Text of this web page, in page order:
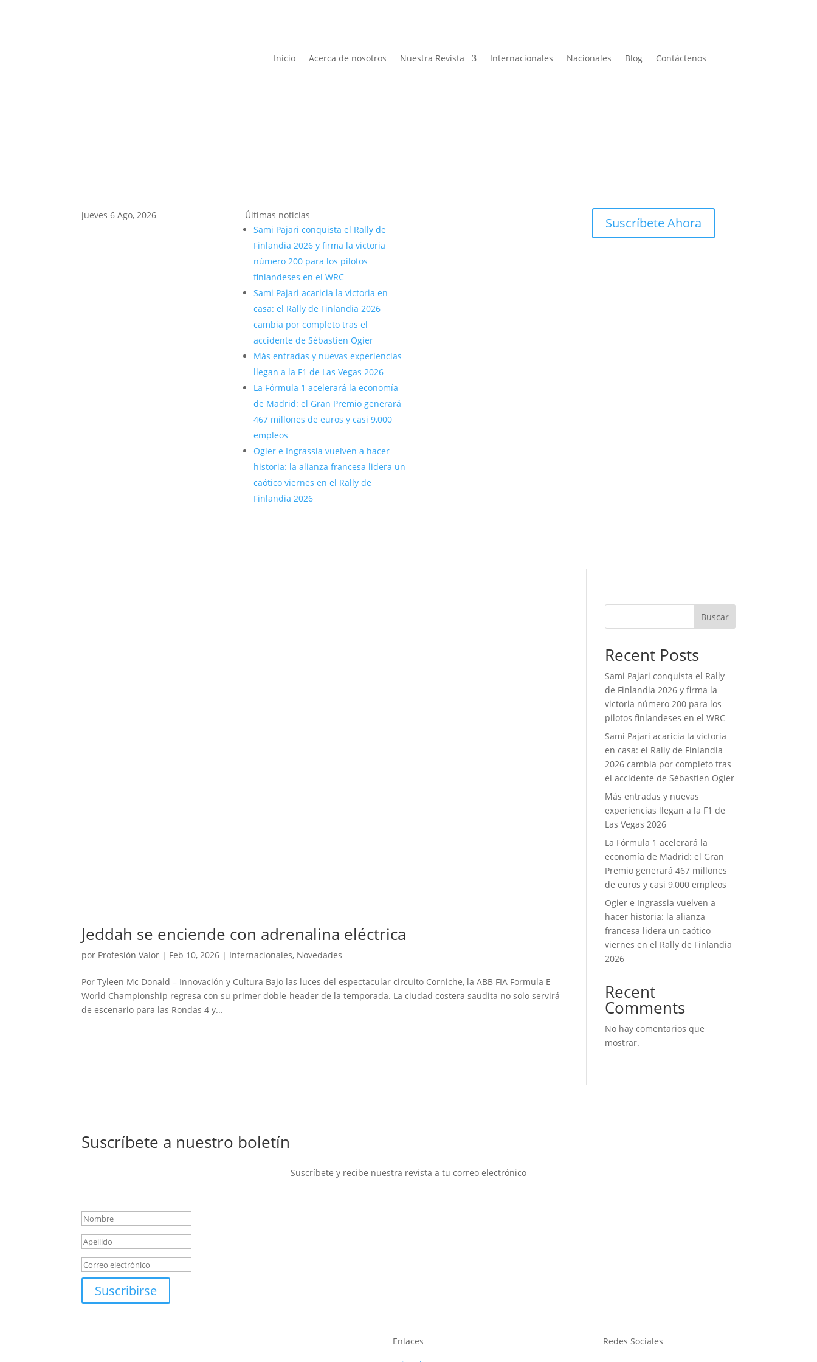
Inicio Acerca de nosotros Nuestra Revista Internacionales Nacionales Blog Contáctenos
jueves 6 Ago, 2026
Últimas noticias
Sami Pajari conquista el Rally de
Finlandia 2026 y firma la victoria
número 200 para los pilotos
finlandeses en el WRC
Sami Pajari acaricia la victoria en
casa: el Rally de Finlandia 2026
cambia por completo tras el
accidente de Sébastien Ogier
Más entradas y nuevas experiencias
llegan a la F1 de Las Vegas 2026
La Fórmula 1 acelerará la economía
de Madrid: el Gran Premio generará
467 millones de euros y casi 9,000
empleos
Ogier e Ingrassia vuelven a hacer
historia: la alianza francesa lidera un
caótico viernes en el Rally de
Finlandia 2026
Suscríbete Ahora
Jeddah se enciende con adrenalina eléctrica
por Profesión Valor | Feb 10, 2026 | Internacionales, Novedades
Por Tyleen Mc Donald – Innovación y Cultura Bajo las luces del espectacular circuito Corniche, la ABB FIA Formula E
World Championship regresa con su primer doble-header de la temporada. La ciudad costera saudita no solo servirá
de escenario para las Rondas 4 y...
Buscar
Recent Posts
Sami Pajari conquista el Rally
de Finlandia 2026 y firma la
victoria número 200 para los
pilotos finlandeses en el WRC
Sami Pajari acaricia la victoria
en casa: el Rally de Finlandia
2026 cambia por completo tras
el accidente de Sébastien Ogier
Más entradas y nuevas
experiencias llegan a la F1 de
Las Vegas 2026
La Fórmula 1 acelerará la
economía de Madrid: el Gran
Premio generará 467 millones
de euros y casi 9,000 empleos
Ogier e Ingrassia vuelven a
hacer historia: la alianza
francesa lidera un caótico
viernes en el Rally de Finlandia
2026
Recent
Comments
No hay comentarios que
mostrar.
Suscríbete a nuestro boletín
Suscríbete y recibe nuestra revista a tu correo electrónico
Suscribirse
Enlaces Redes Sociales